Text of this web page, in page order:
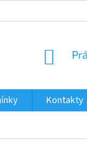
Kontakty